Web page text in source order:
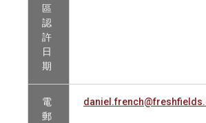
區
認
許
日
期
電
郵